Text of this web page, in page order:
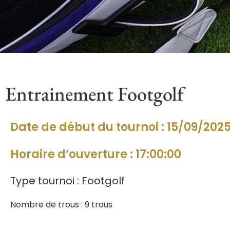
Entrainement Footgolf
Date de début du tournoi : 15/09/
Horaire d’ouverture : 17:00:00
Type tournoi : Footgolf
Nombre de trous : 9 trous